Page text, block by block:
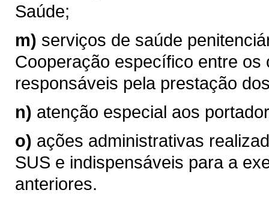
Saúde;
m) serviços de saúde
Cooperação específico entre
responsáveis pela prestação
n) atenção especial aos
o) ações administrativas
SUS e indispensáveis para a
anteriores.